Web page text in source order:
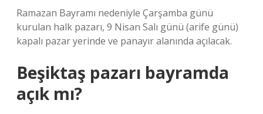
Ramazan Bayramı nedeniyle Çarşamba günü
kurulan halk pazarı, 9 Nisan Salı günü (arife günü)
kapalı pazar yerinde ve panayır alanında açılacak.
Beşiktaş pazarı bayramda
açık mı?